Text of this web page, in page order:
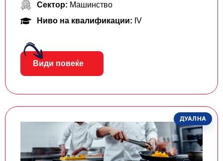
Сектор: Машинство
Ниво на квалификации: IV
Види повеќе
ДУАЛНА